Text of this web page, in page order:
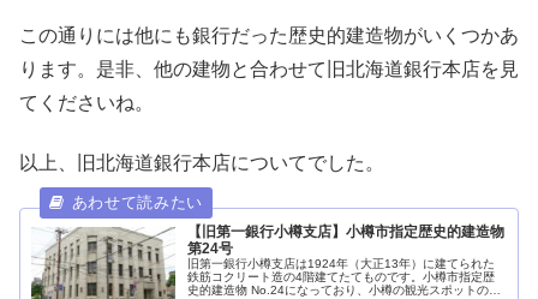
この通りには他にも銀行だった歴史的建造物がいくつかあ
ります。是非、他の建物と合わせて旧北海道銀行本店を見
てくださいね。
以上、旧北海道銀行本店についてでした。
【旧第一銀行小樽支店】小樽市指定歴史的建造物
第24号
旧第一銀行小樽支店は1924年（大正13年）に建てられた
鉄筋コクリート造の4階建てたてものです。小樽市指定歴
史的建造物 No.24になっており、小樽の観光スポットの中